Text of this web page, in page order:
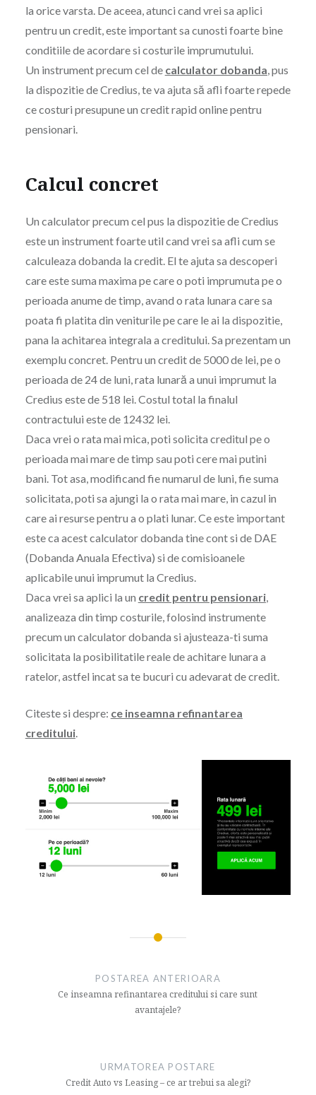
la orice varsta. De aceea, atunci cand vrei sa aplici
pentru un credit, este important sa cunosti foarte bine
conditiile de acordare si costurile imprumutului.
Un instrument precum cel de calculator dobanda, pus
la dispozitie de Credius, te va ajuta să afli foarte repede
ce costuri presupune un credit rapid online pentru
pensionari.
Calcul concret
Un calculator precum cel pus la dispozitie de Credius
este un instrument foarte util cand vrei sa afli cum se
calculeaza dobanda la credit. El te ajuta sa descoperi
care este suma maxima pe care o poti imprumuta pe o
perioada anume de timp, avand o rata lunara care sa
poata fi platita din veniturile pe care le ai la dispozitie,
pana la achitarea integrala a creditului. Sa prezentam un
exemplu concret. Pentru un credit de 5000 de lei, pe o
perioada de 24 de luni, rata lunară a unui imprumut la
Credius este de 518 lei. Costul total la finalul
contractului este de 12432 lei.
Daca vrei o rata mai mica, poti solicita creditul pe o
perioada mai mare de timp sau poti cere mai putini
bani. Tot asa, modificand fie numarul de luni, fie suma
solicitata, poti sa ajungi la o rata mai mare, in cazul in
care ai resurse pentru a o plati lunar. Ce este important
este ca acest calculator dobanda tine cont si de DAE
(Dobanda Anuala Efectiva) si de comisioanele
aplicabile unui imprumut la Credius.
Daca vrei sa aplici la un credit pentru pensionari,
analizeaza din timp costurile, folosind instrumente
precum un calculator dobanda si ajusteaza-ti suma
solicitata la posibilitatile reale de achitare lunara a
ratelor, astfel incat sa te bucuri cu adevarat de credit.
Citeste si despre: ce inseamna refinantarea
creditului.
POSTAREA ANTERIOARA
Ce inseamna refinantarea creditului si care sunt
avantajele?
URMATOREA POSTARE
Credit Auto vs Leasing – ce ar trebui sa alegi?